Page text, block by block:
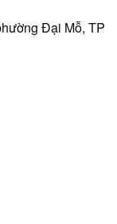
Đại Mỗ, TP